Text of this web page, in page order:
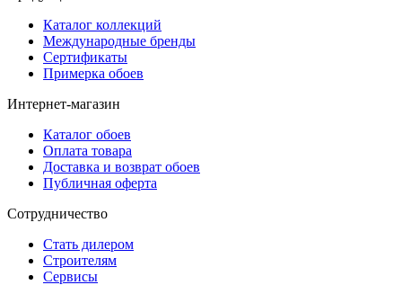
Каталог коллекций
Международные бренды
Сертификаты
Примерка обоев
Интернет-магазин
Каталог обоев
Оплата товара
Доставка и возврат обоев
Публичная оферта
Сотрудничество
Стать дилером
Строителям
Сервисы